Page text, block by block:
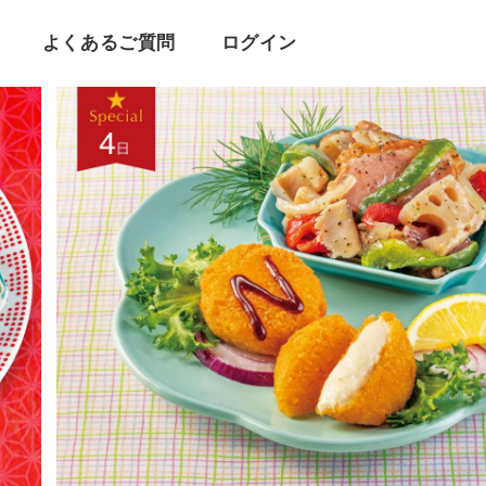
よくあるご質問 ログイン